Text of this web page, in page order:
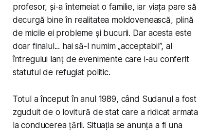
profesor, și-a întemeiat o familie, iar viața pare să
decurgă bine în realitatea moldovenească, plină
de micile ei probleme și bucurii. Dar acesta este
doar finalul... hai să-l numim „acceptabil”, al
întregului lanț de evenimente care i-au conferit
statutul de refugiat politic.
Totul a început în anul 1989, când Sudanul a fost
zguduit de o lovitură de stat care a ridicat armata
la conducerea țării. Situația se anunța a fi una